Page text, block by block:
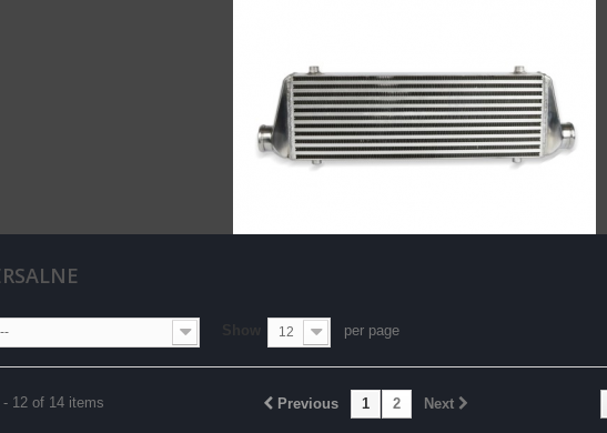
-- 12 per page
Previous 1 2 Next
12 of 14 items